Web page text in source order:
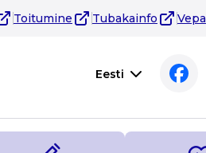
Toitumine Tubakainfo Vepa
Eesti